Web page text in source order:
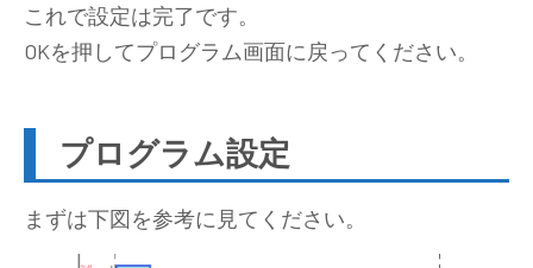
これで設定は完了です。
OKを押してプログラム画面に戻ってください。
プログラム設定
まずは下図を参考に見てください。